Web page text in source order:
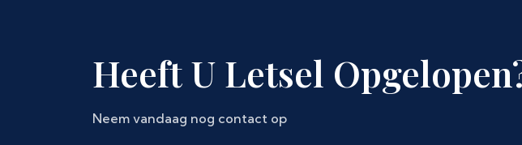
Heeft U Letsel
Neem vandaag nog contact op